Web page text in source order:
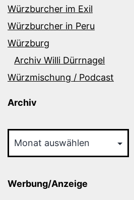
Würzburcher im Exil
Würzburcher in Peru
Würzburg
Archiv Willi Dürrnagel
Würzmischung / Podcast
Archiv
Werbung/Anzeige